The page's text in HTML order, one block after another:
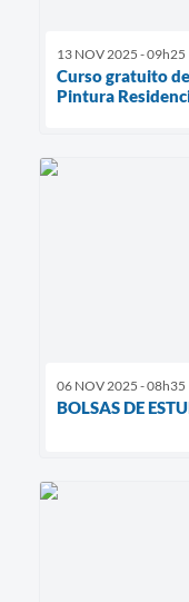
13 NOV 2025 - 09h25
Curso gratuito
Pintura
06 NOV 2025 - 08h35
BOLSAS DE